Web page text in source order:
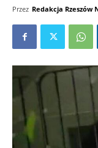
Przez Redakcja Rzeszów